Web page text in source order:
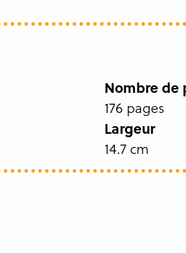
Nombre de
176 pages
Largeur
14.7 cm